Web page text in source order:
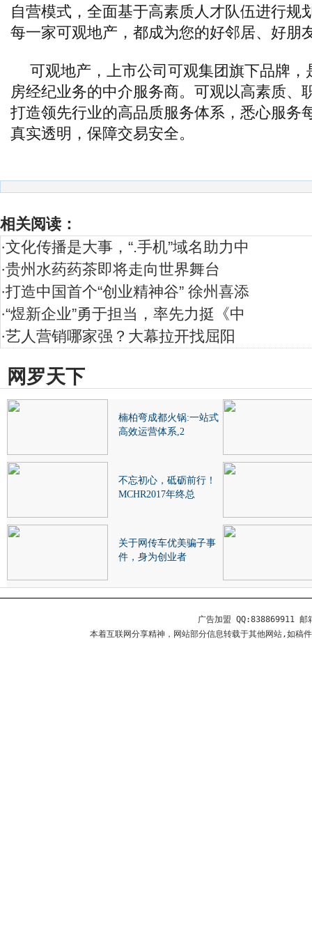
自营模式，全面基于高素质人才队伍进行规
每一家可观地产，都成为您的好邻居、好朋
可观地产，上市公司可观集团旗下品牌，
房经纪业务的中介服务商。可观以高素质、
打造领先行业的高品质服务体系，悉心服务
真实透明，保障交易安全。
相关阅读：
·文化传播是大事，“.手机”域名助力中
·贵州水药药茶即将走向世界舞台
·打造中国首个“创业精神谷” 徐州喜添
·“煜新企业”勇于担当，率先力挺《中
·艺人营销哪家强？大幕拉开找屈阳
网罗天下
楠柏弯成都火锅:一站式
高效运营体系,2
不忘初心，砥砺前行！
MCHR2017年终总
关于网传车优美骗子事
件，身为创业者
广告加盟 QQ:838869911 邮
本着互联网分享精神，网站部分信息转载于其他网站,如稿